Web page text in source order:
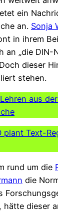
ein
an. Sonja
in ihrem
an „die DIN-
dieser
stehen.
aus
plant Text-
rund um die
die
hätte dieser